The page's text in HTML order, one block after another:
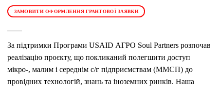
ЗАМОВИТИ ОФОРМЛЕННЯ ГРАНТОВОЇ ЗАЯВКИ
За підтримки Програми USAID АГРО Soul Partners розпочав
реалізацію проєкту, що покликаний полегшити доступ
мікро-, малим і середнім с/г підприємствам (ММСП) до
провідних технологій, знань та іноземних ринків. Наша